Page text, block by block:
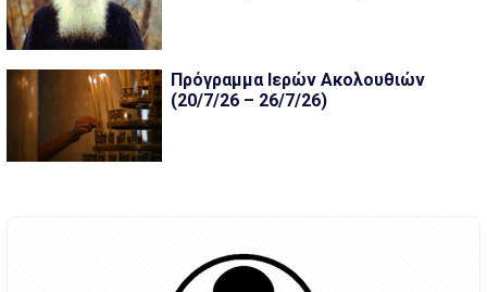
Πρόγραμμα Ιερών Ακολουθιών
(20/7/26 – 26/7/26)